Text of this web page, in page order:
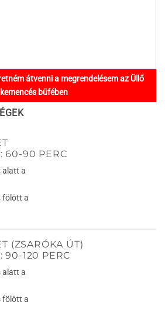
átvenni a megrendelésem az Üllő
kemencés büfében
60-90 PERC
alatt a
fölött a
(ZSARÓKA ÚT)
90-120 PERC
alatt a
fölött a